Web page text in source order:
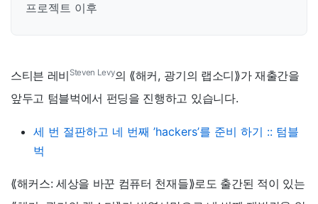
프로젝트 이후
스티븐 레비 Steven Levy의 ⟪해커, 광기의 랩소디⟫가 재출간을
앞두고 텀블벅에서 펀딩을 진행하고 있습니다.
세 번 절판하고 네 번째 ’hackers’를 준비 하기 :: 텀블
벅
⟪해커스: 세상을 바꾼 컴퓨터 천재들⟫로도 출간된 적이 있는